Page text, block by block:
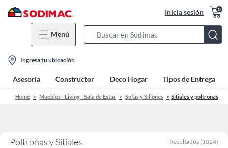
Inicia sesión 0
Menú
Bar
location-
icon
Ingresa tu ubicación
Asesoría Constructor Deco Hogar Tipos de Entrega
Home Muebles - Living - Sala de Estar Sofás y Sillones Sitiales y poltronas
Poltronas y Sitiales Resultados (1024)